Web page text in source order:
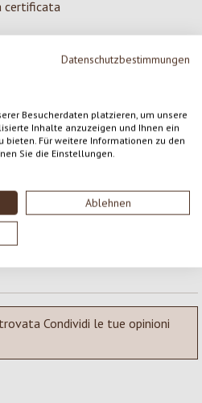
Datenschutzbestimmungen
Besucherdaten platzieren, um unsere
Inhalte anzuzeigen und Ihnen ein
bieten. Für weitere Informationen zu den
Sie die Einstellungen.
Ablehnen
certificata
stelle
Condividi le tue opinioni